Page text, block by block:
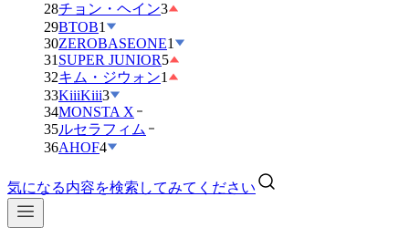
28チョン・ヘイン3
29BTOB1
30ZEROBASEONE1
31 SUPER JUNIOR5
32キム・ジウォン1
33KiiiKiii3
34MONSTA X
35ルセラフィム
36AHOF4
気になる内容を検索してみてください